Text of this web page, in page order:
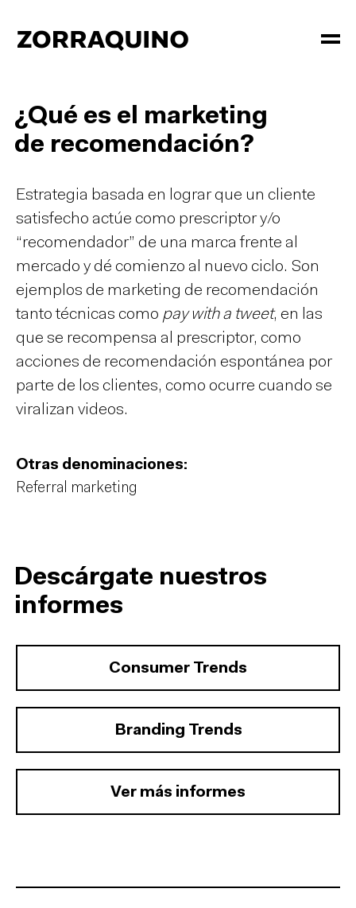
¿Qué es el marketing
de recomendación?
Estrategia basada en lograr que un cliente
satisfecho actúe como prescriptor y/o
“recomendador” de una marca frente al
mercado y dé comienzo al nuevo ciclo. Son
ejemplos de marketing de recomendación
tanto técnicas como pay with a tweet, en las
que se recompensa al prescriptor, como
acciones de recomendación espontánea por
parte de los clientes, como ocurre cuando se
viralizan videos.
Otras denominaciones:
Referral marketing
Descárgate nuestros
informes
Consumer Trends
Branding Trends
Ver más informes